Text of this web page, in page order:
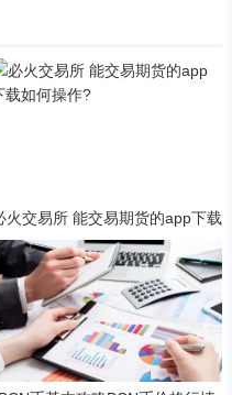
火交易所 能交易期货的app下载
如何操作?